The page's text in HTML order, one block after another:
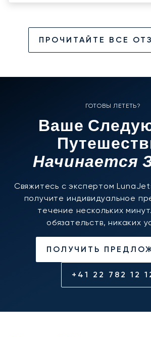
ПРОЧИТАЙТЕ ВСЕ
ГОТОВЫ ЛЕТЕТЬ?
Ваше
Начинается
Свяжитесь с экспертом
получите индивидуальное
течение нескольких
обязательств, никаких
ПОЛУЧИТЬ
+41 22 782 12